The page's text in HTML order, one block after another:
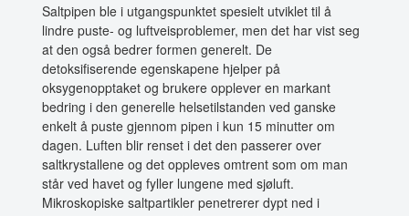
Saltpipen ble i utgangspunktet spesielt utviklet til å
lindre puste- og luftveisproblemer, men det har vist seg
at den også bedrer formen generelt. De
detoksifiserende egenskapene hjelper på
oksygenopptaket og brukere opplever en markant
bedring i den generelle helsetilstanden ved ganske
enkelt å puste gjennom pipen i kun 15 minutter om
dagen. Luften blir renset i det den passerer over
saltkrystallene og det oppleves omtrent som om man
står ved havet og fyller lungene med sjøluft.
Mikroskopiske saltpartikler penetrerer dypt ned i